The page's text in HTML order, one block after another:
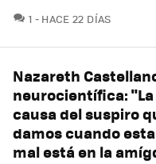
1 COMENTARIOS
HACE 22 DÍAS
Nazareth
neurocientífica: "La
causa del suspiro
damos cuando
mal está en la